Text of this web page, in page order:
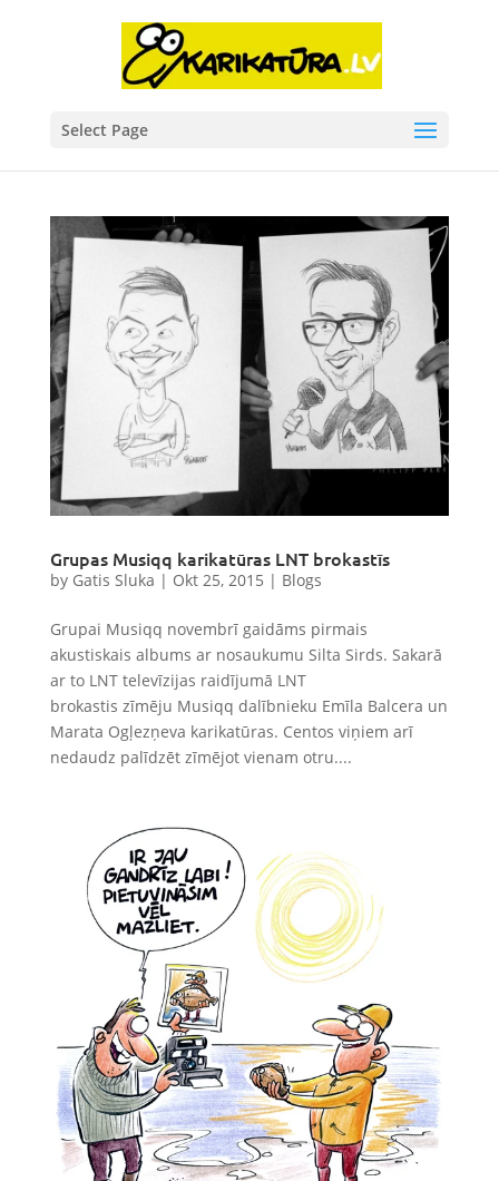
Select Page
Grupas Musiqq karikatūras LNT brokastīs
by Gatis Sluka | Okt 25, 2015 | Blogs
Grupai Musiqq novembrī gaidāms pirmais
akustiskais albums ar nosaukumu Silta Sirds. Sakarā
ar to LNT televīzijas raidījumā LNT
brokastis zīmēju Musiqq dalībnieku Emīla Balcera un
Marata Ogļezņeva karikatūras. Centos viņiem arī
nedaudz palīdzēt zīmējot vienam otru....